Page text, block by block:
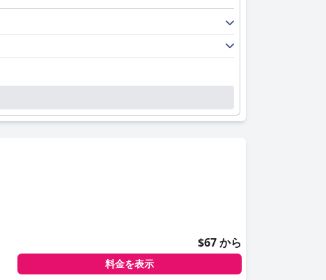
$67 から
料金を表示